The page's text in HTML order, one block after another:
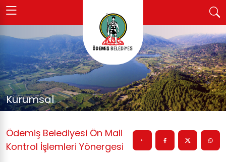
Kurumsal
Ödemiş Belediyesi Ön Mali
Kontrol İşlemleri Yönergesi